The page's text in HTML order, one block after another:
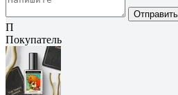
Отправить
П
Покупатель